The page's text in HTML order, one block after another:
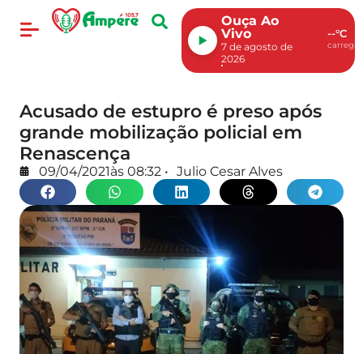
Ouça Ao
Vivo
7 de agosto de
2026
--°C
Acusado de estupro é preso após
grande mobilização policial em
Renascença
09/04/2021às 08:32 • Julio Cesar Alves